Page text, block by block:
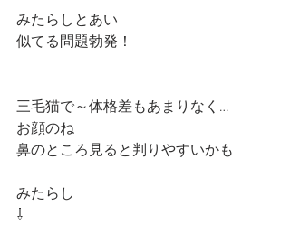
みたらしとあい
似てる問題勃発！
三毛猫で～体格差もあまりなく…
お顔のね
鼻のところ見ると判りやすいかも
みたらし
⇩